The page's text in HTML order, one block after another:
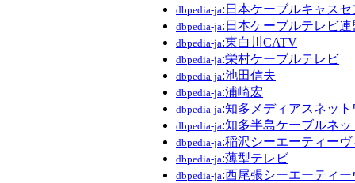
dbpedia-ja:日本ケーブルキャスセ
dbpedia-ja:日本ケーブルテレビ連
dbpedia-ja:東白川CATV
dbpedia-ja:栄村ケーブルテレビ
dbpedia-ja:池田信夫
dbpedia-ja:浦崎宏
dbpedia-ja:知多メディアスネット
dbpedia-ja:知多半島ケーブルネ
dbpedia-ja:稲沢シーエーティーヴ
dbpedia-ja:薄型テレビ
dbpedia-ja:西尾張シーエーティー